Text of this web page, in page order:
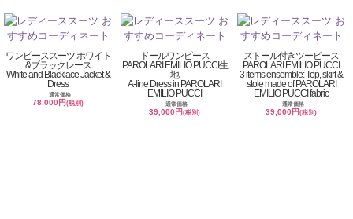
ワンピーススーツ ホワイト
&ブラックレース
White and Blacklace Jacket &
Dress
通常価格
78,000円(税別)
ドールワンピース
PAROLARI EMILIO PUCCI生
地
A-line Dress in PAROLARI
EMILIO PUCCI
通常価格
39,000円(税別)
ストール付きツーピース
PAROLARI EMILIO PUCCI
3 items ensemble: Top, skirt &
stole made of PAROLARI
EMILIO PUCCI fabric
通常価格
39,000円(税別)